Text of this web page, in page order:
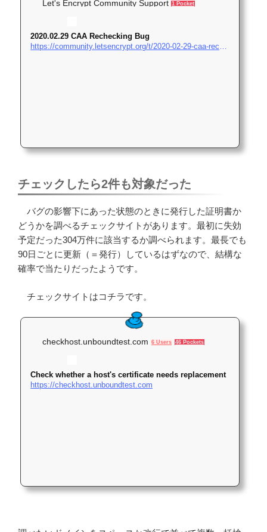
Let's Encrypt Community Support 1 Pocket
2020.02.29 CAA Rechecking Bug
https://community.letsencrypt.org/t/2020-02-29-caa-rechecking-bug/114591/2
チェックしたら2件も対象だった
バグの影響下にあった状態のときに発行した証明書か
どうかを調べるチェックサイトがあります。最初に失効
予定だった304万件に該当するか調べられます。最長でも
90日ごとに更新（＝発行）しているはずなので、結構な
確率で当たりだったようです。
チェックサイトはコチラです。
checkhost.unboundtest.com 6 Users 46 Pockets
Check whether a host's certificate needs replacement
https://checkhost.unboundtest.com